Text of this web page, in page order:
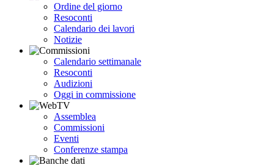
Ordine del giorno
Resoconti
Calendario dei lavori
Notizie
Calendario settimanale
Resoconti
Audizioni
Oggi in commissione
Assemblea
Commissioni
Eventi
Conferenze stampa